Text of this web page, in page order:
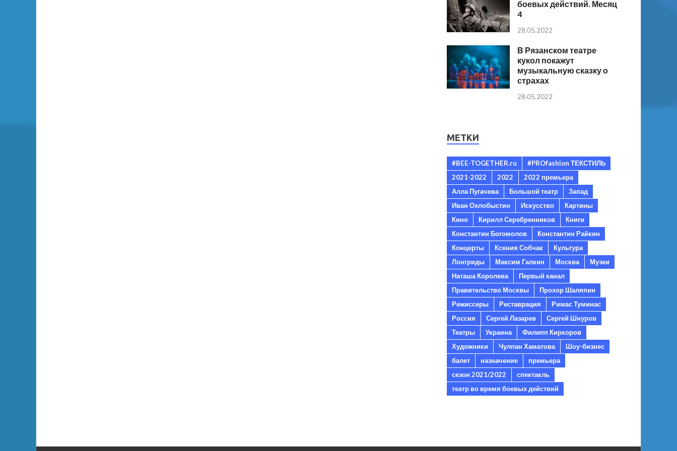
боевых действий. Месяц
4
28.05.2022
В Рязанском театре
кукол покажут
музыкальную сказку о
страхах
28.05.2022
МЕТКИ
#BEE-TOGETHER.ru
#PROfashion ТЕКСТИЛЬ
2021-2022
2022
2022 премьера
Алла Пугачева
Большой театр
Запад
Иван Охлобыстин
Искусство
Картины
Кино
Кирилл Серебренников
Книги
Константин Богомолов
Константин Райкин
Концерты
Ксения Собчак
Культура
Лонгриды
Максим Галкин Москва
Музеи
Наташа Королева
Первый канал
Правительство Москвы
Прохор Шаляпин
Режиссеры
Реставрация
Римас Туминас
Россия
Сергей Лазарев
Сергей Шнуров
Театры
Украина
Филипп Киркоров
Художники
Чулпан Хаматова
Шоу-бизнес
балет
назначение
премьера
сезон 2021/2022
спектакль
театр во время боевых действий